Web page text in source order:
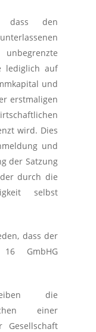
dass den
lediglich auf
und
erstmaligen
wird. Dies
und
der Satzung
durch die
selbst
dass der
GmbHG
die
einer